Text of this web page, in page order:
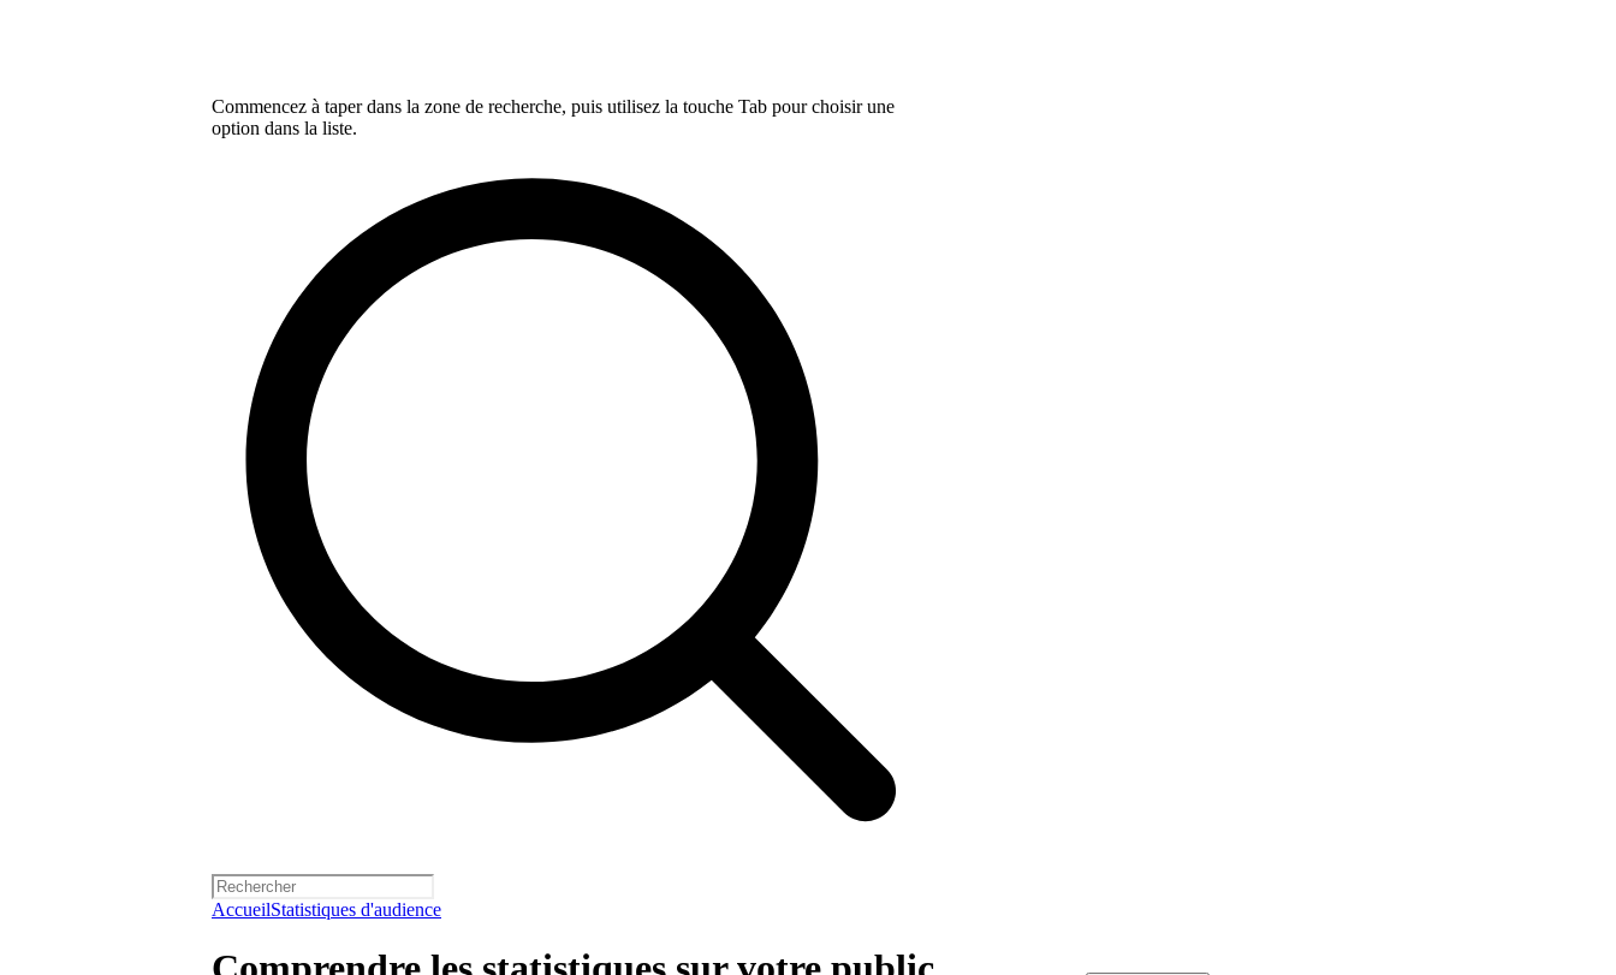
Commencez à taper dans la zone de recherche, puis utilisez la touche Tab pour choisir une
option dans la liste.
AccueilStatistiques d'audience